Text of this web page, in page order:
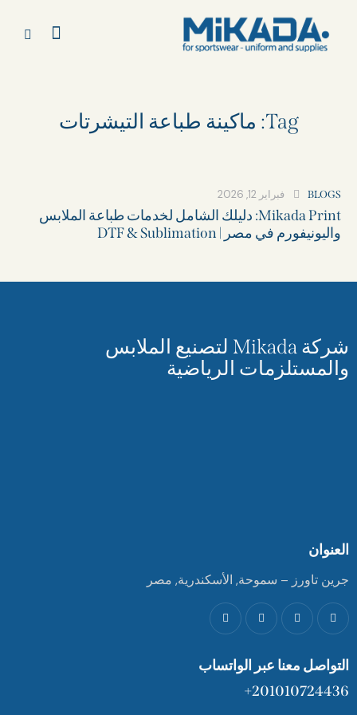
Tag: ماكينة طباعة التيشرتات​
BLOGS فبراير 12, 2026
Mikada Print: دليلك الشامل لخدمات طباعة الملابس
واليونيفورم في مصر | DTF & Sublimation
شركة Mikada لتصنيع الملابس
والمستلزمات الرياضية
العنوان
جرين تاورز – سموحة, الأسكندرية, مصر
التواصل معنا عبر الواتساب
201010724436+